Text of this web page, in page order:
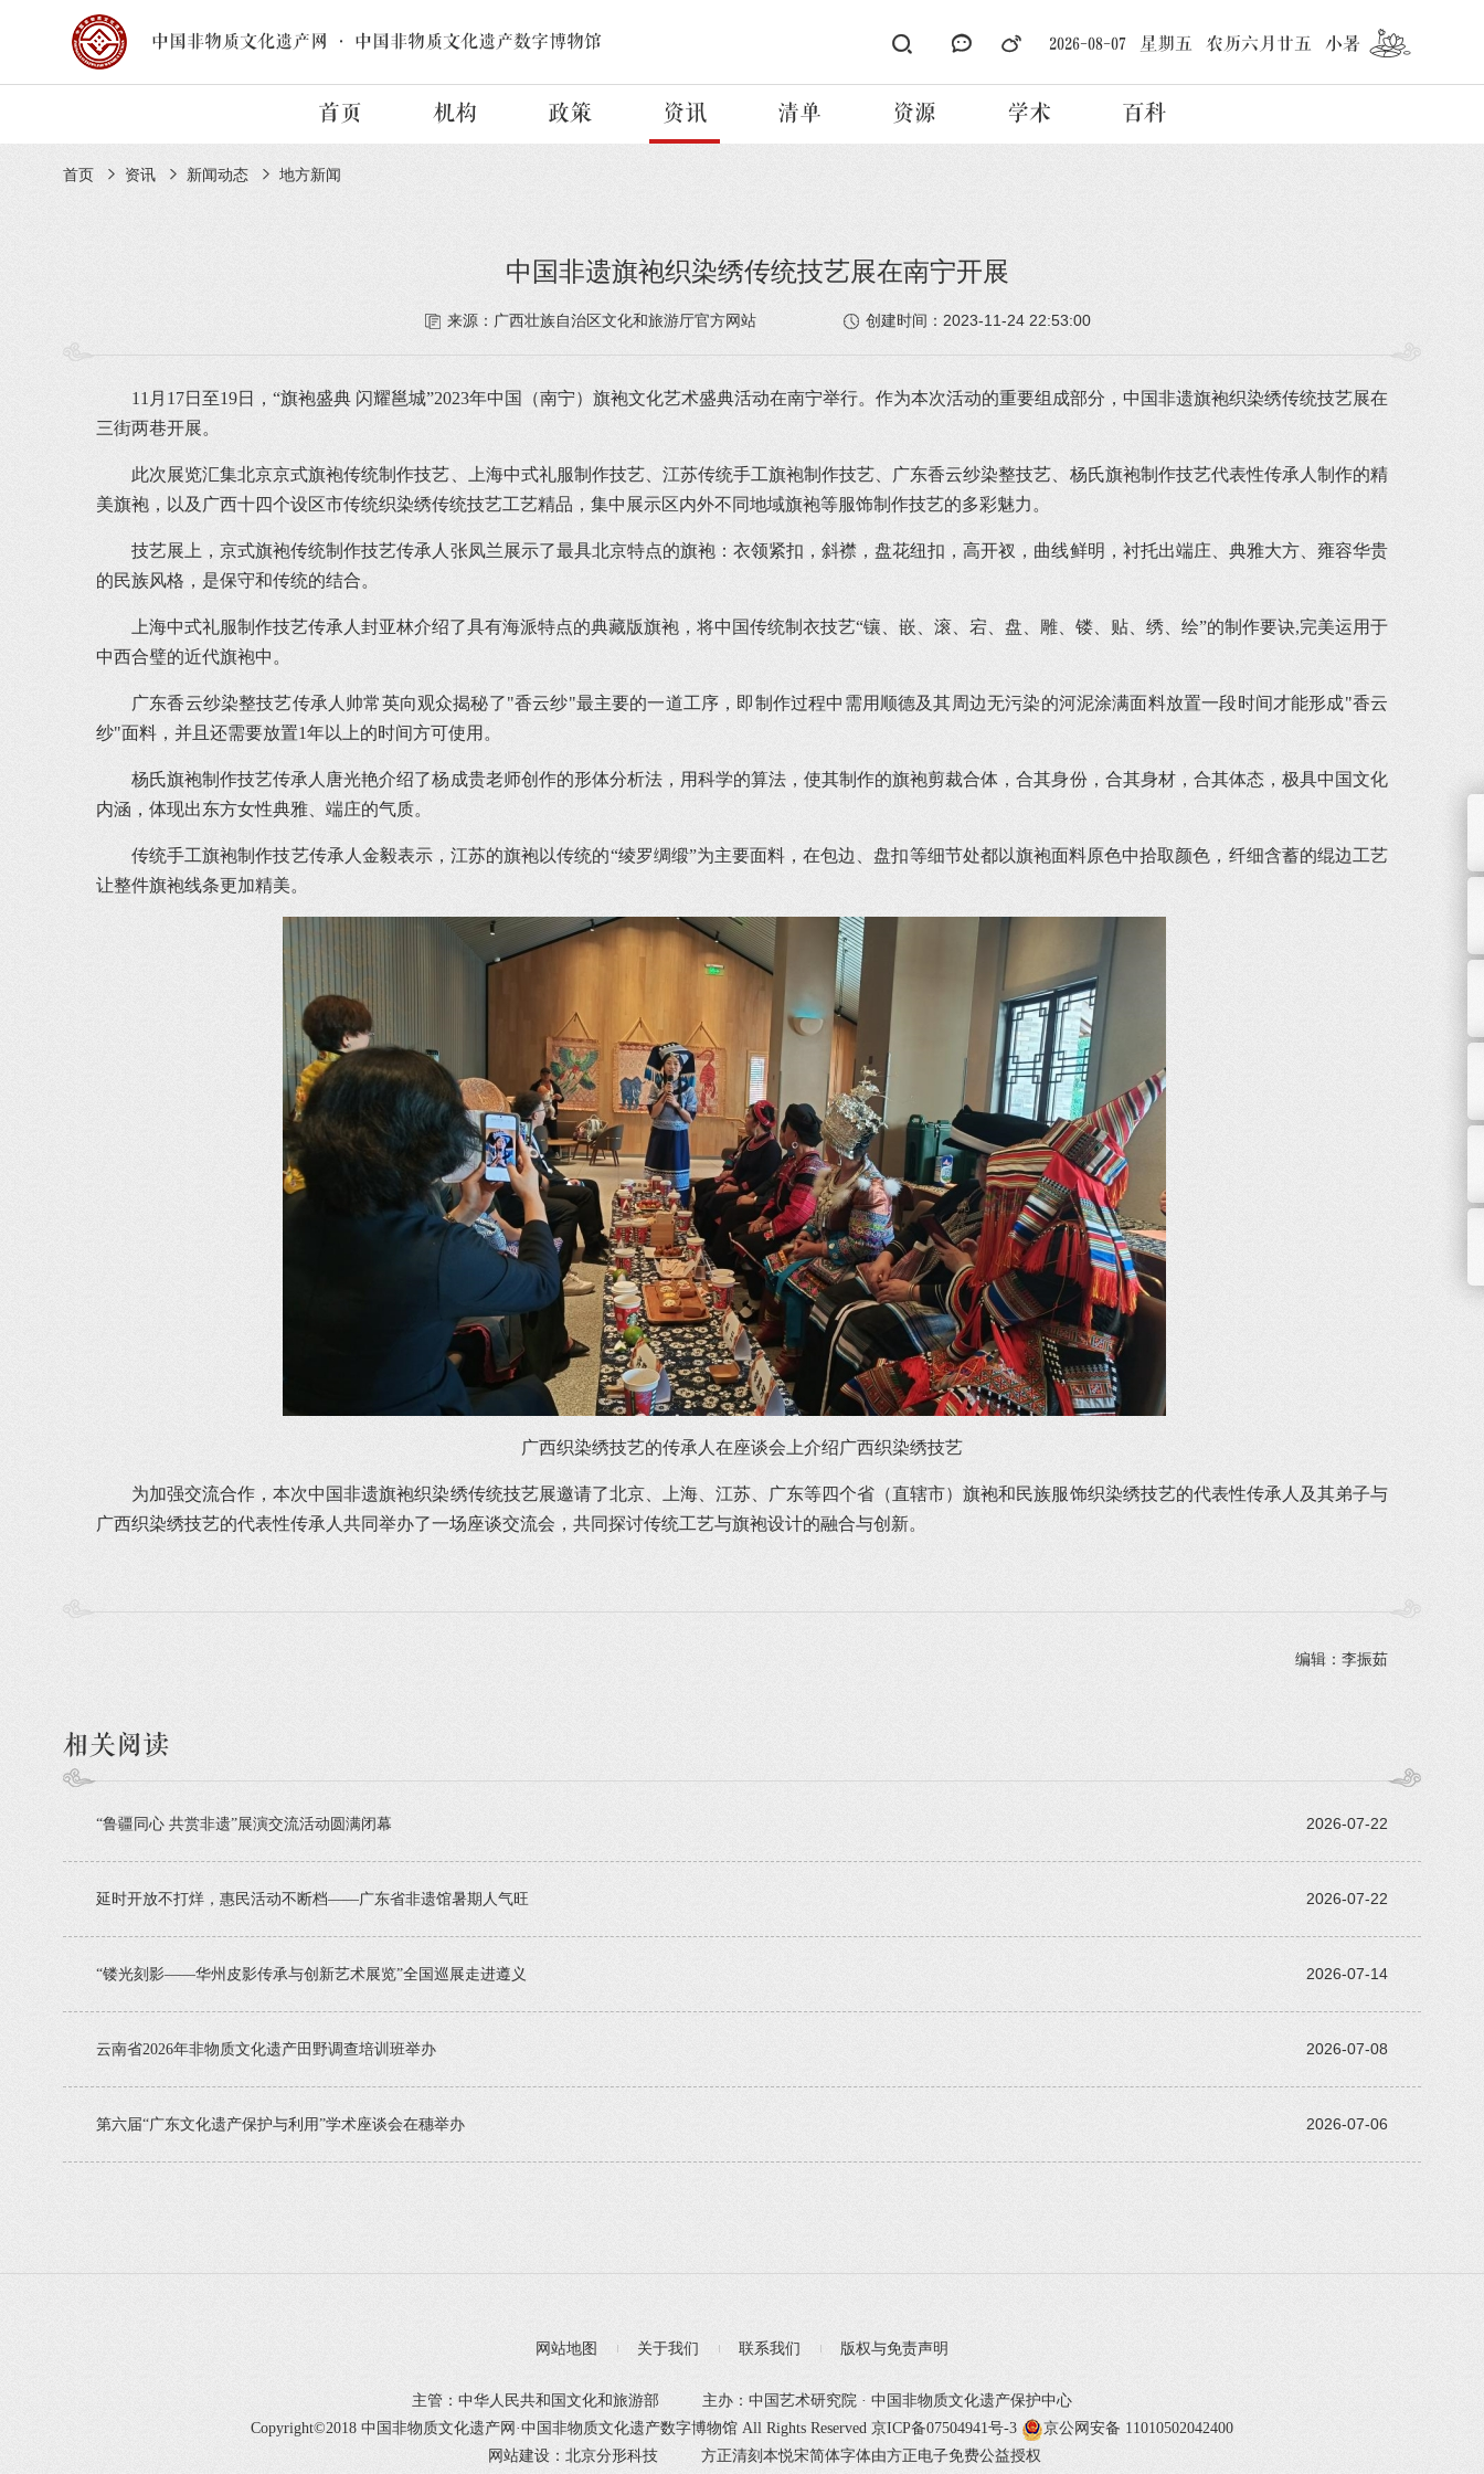
中国非物质文化遗产网 · 中国非物质文化遗产数字博物馆 2026-08-07 星期五 农历六月廿五 小暑
首页 机构 政策 资讯 清单 资源 学术 百科
首页 资讯 新闻动态 地方新闻
中国非遗旗袍织染绣传统技艺展在南宁开展
来源：广西壮族自治区文化和旅游厅官方网站 创建时间： 2023-11-24 22:53:00
11月17日至19日，“旗袍盛典 闪耀邕城”2023年中国（南宁）旗袍文化艺术盛典活动在南宁举行。作为本次活动的重要组成部分，中国非遗旗袍织染绣传统技艺展在
三街两巷开展。
此次展览汇集北京京式旗袍传统制作技艺、上海中式礼服制作技艺、江苏传统手工旗袍制作技艺、广东香云纱染整技艺、杨氏旗袍制作技艺代表性传承人制作的精
美旗袍，以及广西十四个设区市传统织染绣传统技艺工艺精品，集中展示区内外不同地域旗袍等服饰制作技艺的多彩魅力。
技艺展上，京式旗袍传统制作技艺传承人张凤兰展示了最具北京特点的旗袍：衣领紧扣，斜襟，盘花纽扣，高开衩，曲线鲜明，衬托出端庄、典雅大方、雍容华贵
的民族风格，是保守和传统的结合。
上海中式礼服制作技艺传承人封亚林介绍了具有海派特点的典藏版旗袍，将中国传统制衣技艺“镶、嵌、滚、宕、盘、雕、镂、贴、绣、绘”的制作要诀,完美运用于
中西合璧的近代旗袍中。
广东香云纱染整技艺传承人帅常英向观众揭秘了"香云纱"最主要的一道工序，即制作过程中需用顺德及其周边无污染的河泥涂满面料放置一段时间才能形成"香云
纱"面料，并且还需要放置1年以上的时间方可使用。
杨氏旗袍制作技艺传承人唐光艳介绍了杨成贵老师创作的形体分析法，用科学的算法，使其制作的旗袍剪裁合体，合其身份，合其身材，合其体态，极具中国文化
内涵，体现出东方女性典雅、端庄的气质。
传统手工旗袍制作技艺传承人金毅表示，江苏的旗袍以传统的“绫罗绸缎”为主要面料，在包边、盘扣等细节处都以旗袍面料原色中拾取颜色，纤细含蓄的绲边工艺
让整件旗袍线条更加精美。
广西织染绣技艺的传承人在座谈会上介绍广西织染绣技艺
为加强交流合作，本次中国非遗旗袍织染绣传统技艺展邀请了北京、上海、江苏、广东等四个省（直辖市）旗袍和民族服饰织染绣技艺的代表性传承人及其弟子与
广西织染绣技艺的代表性传承人共同举办了一场座谈交流会，共同探讨传统工艺与旗袍设计的融合与创新。
编辑：李振茹
相关阅读
2026-07-22
“鲁疆同心 共赏非遗”展演交流活动圆满闭幕
2026-07-22
延时开放不打烊，惠民活动不断档——广东省非遗馆暑期人气旺
2026-07-14
“镂光刻影——华州皮影传承与创新艺术展览”全国巡展走进遵义
2026-07-08
云南省2026年非物质文化遗产田野调查培训班举办
2026-07-06
第六届“广东文化遗产保护与利用”学术座谈会在穗举办
网站地图 关于我们 联系我们 版权与免责声明
主管：中华人民共和国文化和旅游部
主办：中国艺术研究院 · 中国非物质文化遗产保护中心
Copyright©2018 中国非物质文化遗产网·中国非物质文化遗产数字博物馆 All Rights Reserved 京ICP备07504941号-3
京公网安备 11010502042400
网站建设：北京分形科技
方正清刻本悦宋简体字体由方正电子免费公益授权